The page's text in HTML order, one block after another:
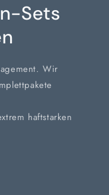
Sets
Wir
haftstarken